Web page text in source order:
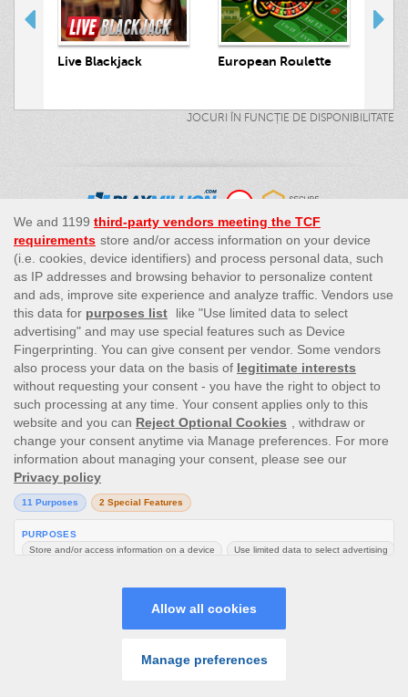
Live Blackjack European Roulette
JOCURI ÎN FUNCȚIE DE DISPONIBILITATE
This site’s operations are regulated by the Malta Gaming
Authority and is operated by Skill On Net Limited, Office 1/5297
Level G, Quantum House, 75, Abate Rigord Street, Ta’ Xbiex, XBX
1120, Malta, under the gaming license issued by the Malta
Gaming Authority (license number MGA/CRP/171/2009/01)
issued on 1 August 2018.
Gambling can be addictive, please play responsibly.
Please note that all game images and provider icons displayed on
the logout page are for illustrative purposes only. Some of the
games shown may not be live or available on the logged-in
platform for your country or account.